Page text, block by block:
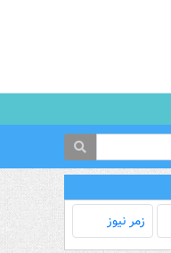
زمر نیوز